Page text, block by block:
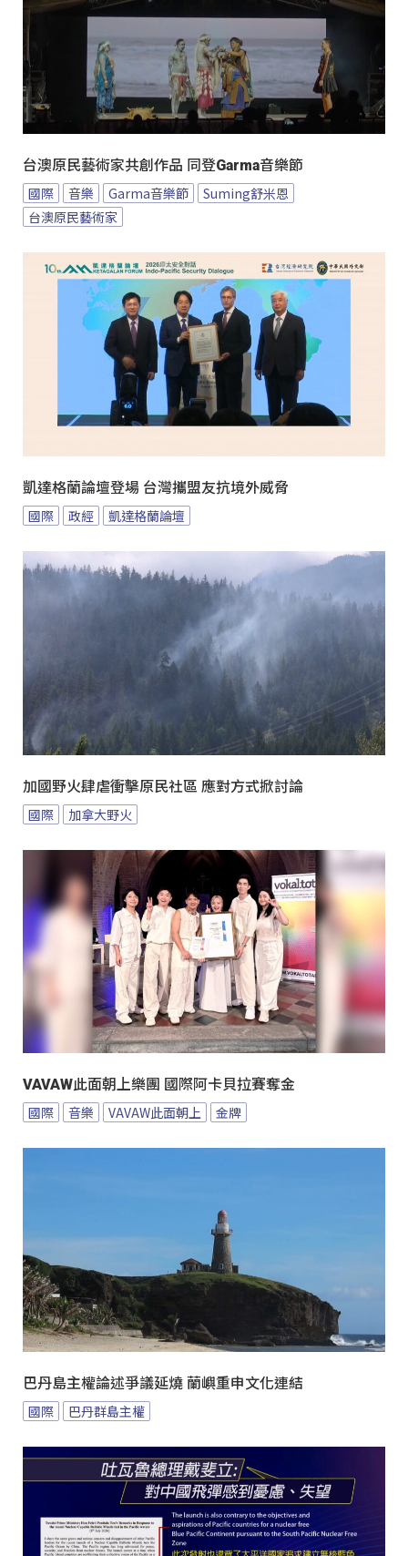
台澳原民藝術家共創作品 同登Garma音樂節
國際 音樂 Garma音樂節
Suming舒米恩
台澳原民藝術家
凱達格蘭論壇登場 台灣攜盟友抗境外威脅
國際 政經 凱達格蘭論壇
加國野火肆虐衝擊原民社區 應對方式掀討論
國際 加拿大野火
VAVAW此面朝上樂團 國際阿卡貝拉賽奪金
國際 音樂 VAVAW此面朝上 金牌
巴丹島主權論述爭議延燒 蘭嶼重申文化連結
國際 巴丹群島主權